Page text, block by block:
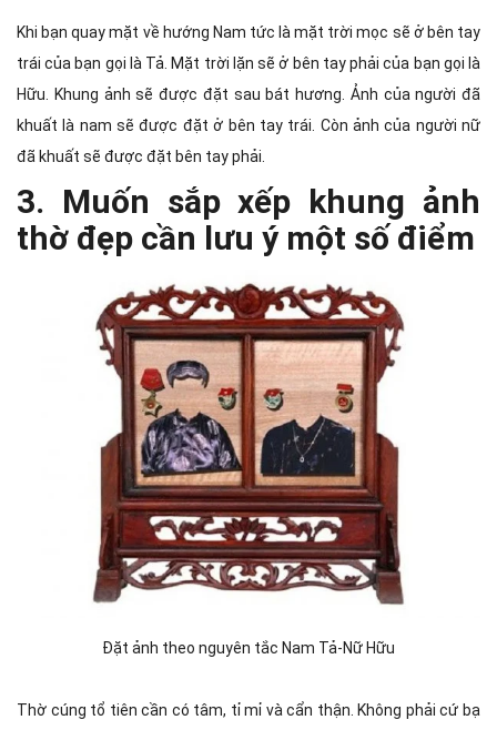
Khi bạn quay mặt về hướng Nam tức là mặt trời mọc sẽ ở bên tay
trái của bạn gọi là Tả. Mặt trời lặn sẽ ở bên tay phải của bạn gọi là
Hữu. Khung ảnh sẽ được đặt sau bát hương. Ảnh của người đã
khuất là nam sẽ được đặt ở bên tay trái. Còn ảnh của người nữ
đã khuất sẽ được đặt bên tay phải.
3. Muốn sắp xếp khung ảnh
thờ đẹp cần lưu ý một số điểm
Đặt ảnh theo nguyên tắc Nam Tả-Nữ Hữu
Thờ cúng tổ tiên cần có tâm, tỉ mỉ và cẩn thận. Không phải cứ bạ